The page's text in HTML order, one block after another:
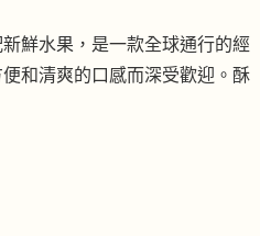
鮮水果，是一款全球通行的經
和清爽的口感而深受歡迎。酥